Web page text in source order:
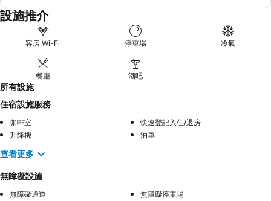
設施推介
客房 Wi-Fi 停車場 冷氣
餐廳 酒吧
所有設施
住宿設施服務
咖啡室
快速登記入住/退房
升降機
泊車
查看更多
無障礙設施
無障礙通道 無障礙停車場